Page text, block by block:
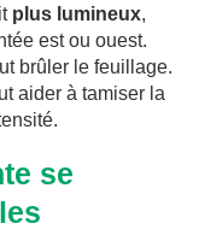
plus lumineux,
est ou ouest.
brûler le feuillage.
aider à tamiser la
se